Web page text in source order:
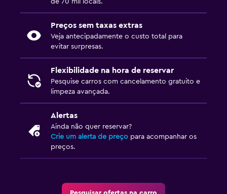
de 70 mil locais.
Preços sem taxas extras
Veja antecipadamente o custo total para
evitar surpresas.
Flexibilidade na hora de reservar
Pesquise carros com cancelamento gratuito e
limpeza avançada.
Alertas
Ainda não quer reservar?
Crie um alerta de preço para acompanhar os
preços.